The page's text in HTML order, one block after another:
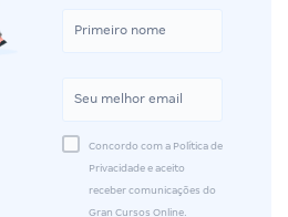
Concordo com a Política de
Privacidade e aceito
receber comunicações do
Gran Cursos Online.